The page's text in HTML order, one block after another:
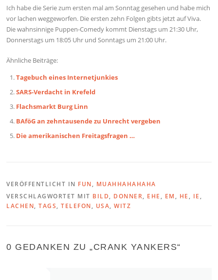
Ich habe die Serie zum ersten mal am Sonntag gesehen und habe mich
vor lachen weggeworfen. Die ersten zehn Folgen gibts jetzt auf Viva.
Die wahnsinnige Puppen-Comedy kommt Dienstags um 21:30 Uhr,
Donnerstags um 18:05 Uhr und Sonntags um 21:00 Uhr.
Ähnliche Beiträge:
Tagebuch eines Internetjunkies
SARS-Verdacht in Krefeld
Flachsmarkt Burg Linn
BAföG an zehntausende zu Unrecht vergeben
Die amerikanischen Freitagsfragen …
VERÖFFENTLICHT IN FUN, MUAHHAHAHAHA
VERSCHLAGWORTET MIT BILD, DONNER, EHE , EM , HE , IE ,
LACHEN,TAGS,TELEFON, USA,WITZ
0 GEDANKEN ZU „CRANK YANKERS“